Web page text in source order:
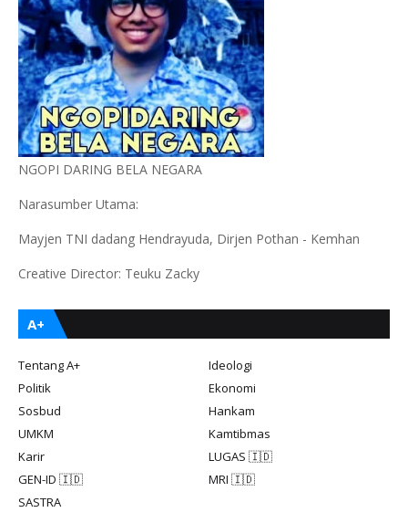
NGOPI DARING BELA NEGARA
Narasumber Utama:
Mayjen TNI dadang Hendrayuda, Dirjen Pothan - Kemhan
Creative Director: Teuku Zacky
A+
Tentang A+
Ideologi
Politik
Ekonomi
Sosbud
Hankam
UMKM
Kamtibmas
Karir
LUGAS 🇮🇩
GEN-ID 🇮🇩
MRI 🇮🇩
SASTRA